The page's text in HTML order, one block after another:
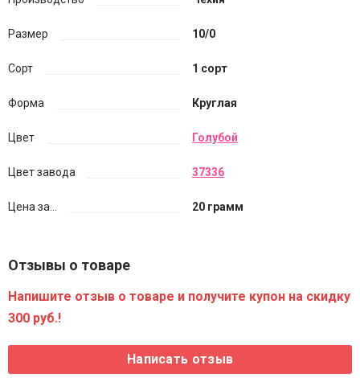
Размер 10/0
Сорт 1 сорт
Форма Круглая
Цвет Голубой
Цвет завода 37336
Цена за... 20 грамм
Отзывы о товаре
Напишите отзыв о товаре и получите купон на скидку
300 руб.!